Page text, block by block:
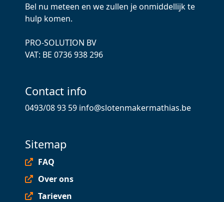
Bel nu meteen en we zullen je onmiddellijk te
hulp komen.
PRO-SOLUTION BV
VAT: ВЕ 0736 938 296
Contact info
0493/08 93 59 info@slotenmakermathias.be
Sitemap
FAQ
Over ons
Tarieven